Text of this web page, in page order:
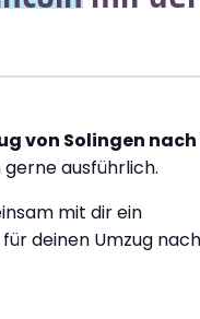
von Solingen
ausführlich.
mit dir ein
für deinen Umzug